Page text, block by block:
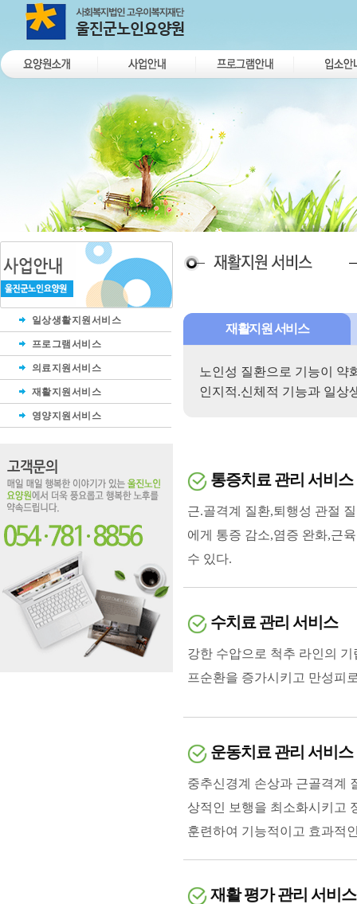
일상생활지원서비스
프로그램서비스
의료지원서비스
재활지원서비스
영양지원서비스
재활지원 서비스
노인성 질환으로 기능이 약
인지적.신체적 기능과 일상
통증치료 관리 서비스
근.골격계 질환,퇴행성 관절
에게 통증 감소,염증 완화,근
수 있다.
수치료 관리 서비스
강한 수압으로 척추 라인의
프순환을 증가시키고 만성피
운동치료 관리 서비스
중추신경계 손상과 근골격계
상적인 보행을 최소화시키고
훈련하여 기능적이고 효과적
재활 평가 관리 서비스